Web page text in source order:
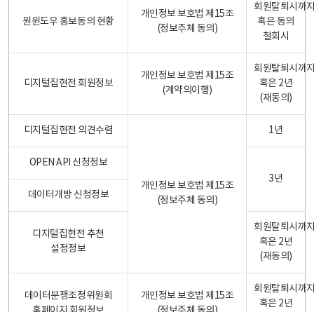
원윈도우 홍보동의 현황
개인정보 보호법 제15조
(정보주체 동의)
회원탈퇴시까
혹은 동의
철회시
디지털집현전 회원정보
개인정보 보호법 제15조
(계약의이행)
회원탈퇴시까
혹은 2년
(재동의)
디지털집현전 의견수렴
개인정보 보호법 제15조
(정보주체 동의)
1년
OPEN API 신청정보
3년
데이터개방 신청정보
디지털집현전 추천
설정정보
회원탈퇴시까
혹은 2년
(재동의)
데이터분쟁조정위원회
개인정보 보호법 제15조
회원탈퇴시까
혹은 2년